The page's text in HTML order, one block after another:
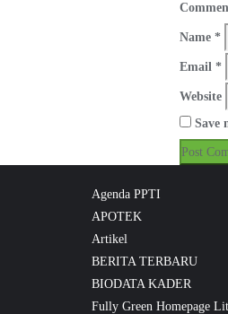
Name *
Email *
Website
Save
Agenda PPTI
APOTEK
Artikel
BERITA TERBARU
BIODATA KADER
Fully Green Homepage